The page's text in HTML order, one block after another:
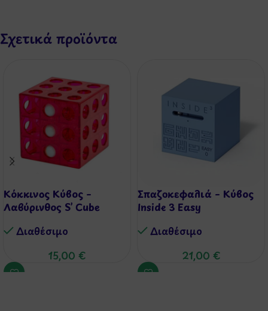
Σχετικά προϊόντα
Κόκκινος Κύβος –
Λαβύρινθος S’ Cube
Διαθέσιμo
15,00 €
Σπαζοκεφαλιά – Κύβος
Inside 3 Easy
Διαθέσιμo
21,00 €